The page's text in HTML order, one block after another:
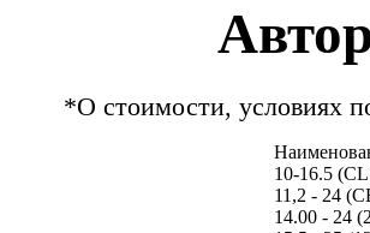
*О стоимости, условиях
10-16.5
11,2 - 24
14.00 - 24